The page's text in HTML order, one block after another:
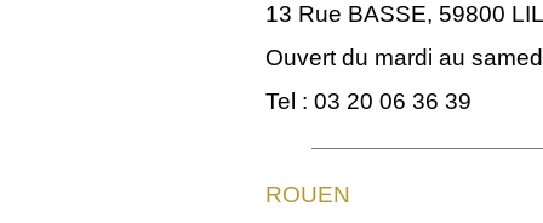
13 Rue BASSE, 59800
Ouvert du mardi au
Tel : 03 20 06 36 39
ROUEN